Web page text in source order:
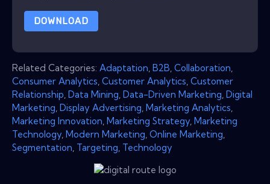
DOWNLOAD
Related Categories: Adaptation B2B Collaboration
Consumer Analytics Customer Analytics Customer
Relationship Data Mining Data-Driven Marketing Digital
Marketing Display Advertising Marketing Analytics
Marketing Innovation Marketing Strategy Marketing
Technology Modern Marketing Online Marketing
Segmentation Targeting Technology